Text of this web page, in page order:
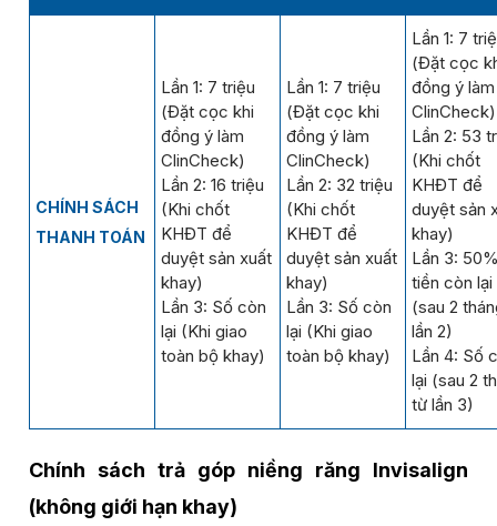
CHÍNH SÁCH
THANH TOÁN
Lần 1: 7 triệu
(Đặt cọc khi
đồng ý làm
ClinCheck)
Lần 2: 16 triệu
(Khi chốt
KHĐT để
duyệt sản xuất
khay)
Lần 3: Số còn
lại (Khi giao
toàn bộ khay)
Lần 1: 7 triệu
(Đặt cọc khi
đồng ý làm
ClinCheck)
Lần 2: 32 triệu
(Khi chốt
KHĐT để
duyệt sản xuất
khay)
Lần 3: Số còn
lại (Khi giao
toàn bộ khay)
Lần 1: 7
(Đặt cọc
đồng ý làm
ClinCheck)
Lần 2: 53
(Khi chốt
KHĐT để
duyệt sản
khay)
Lần 3:
tiền còn lại
(sau 2
lần 2)
Lần 4: Số
lại (sau 2
từ lần 3)
Chính sách trả góp niềng răng Invisalign
(không giới hạn khay)